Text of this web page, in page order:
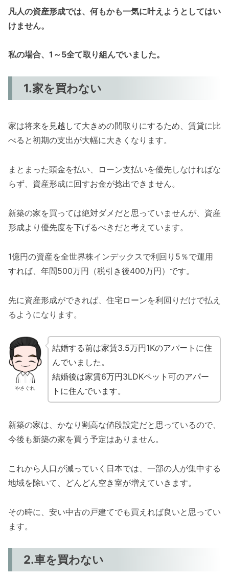
凡人の資産形成では、何もかも一気に叶えようとしてはい
けません。
私の場合、1～5全て取り組んでいました。
1.家を買わない
家は将来を見越して大きめの間取りにするため、賃貸に比
べると初期の支出が大幅に大きくなります。
まとまった頭金を払い、ローン支払いを優先しなければな
らず、資産形成に回すお金が捻出できません。
新築の家を買っては絶対ダメだと思っていませんが、資産
形成より優先度を下げるべきだと考えています。
1億円の資産を全世界株インデックスで利回り5％で運用
すれば、年間500万円（税引き後400万円）です。
先に資産形成ができれば、住宅ローンを利回りだけで払え
るようになります。
やさぐれ
結婚する前は家賃3.5万円1Kのアパートに住
んでいました。
結婚後は家賃6万円3LDKペット可のアパー
トに住んでいます。
新築の家は、かなり割高な値段設定だと思っているので、
今後も新築の家を買う予定はありません。
これから人口が減っていく日本では、一部の人が集中する
地域を除いて、どんどん空き室が増えていきます。
その時に、安い中古の戸建てでも買えれば良いと思ってい
ます。
2.車を買わない